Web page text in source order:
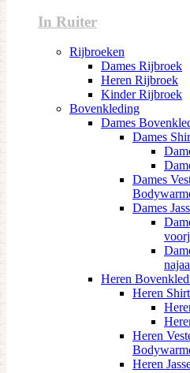
In Ruiter
Rijbroeken
Dames Rijbroek
Heren Rijbroek
Kinder Rijbroek
Bovenkleding
Dames
Dames
Dames
Dames
Heren
Heren
Heren
Heren